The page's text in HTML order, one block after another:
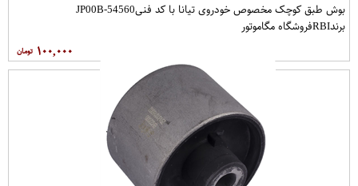
بوش طبق کوچک مخصوص خودروی تیانا با کد فنی54560-JP00B
برندRBIفروشگاه مگاموتور
۱۰۰,۰۰۰